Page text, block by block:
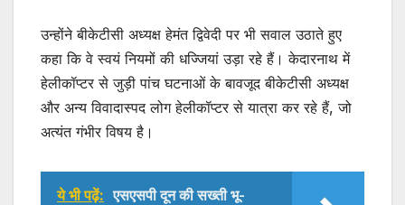
उन्होंने बीकेटीसी अध्यक्ष हेमंत द्विवेदी पर भी सवाल उठाते हुए
कहा कि वे स्वयं नियमों की धज्जियां उड़ा रहे हैं। केदारनाथ में
हेलीकॉप्टर से जुड़ी पांच घटनाओं के बावजूद बीकेटीसी अध्यक्ष
और अन्य विवादास्पद लोग हेलीकॉप्टर से यात्रा कर रहे हैं, जो
अत्यंत गंभीर विषय है।
ये भी पढ़ें: एसएसपी दून की सख्ती भू-